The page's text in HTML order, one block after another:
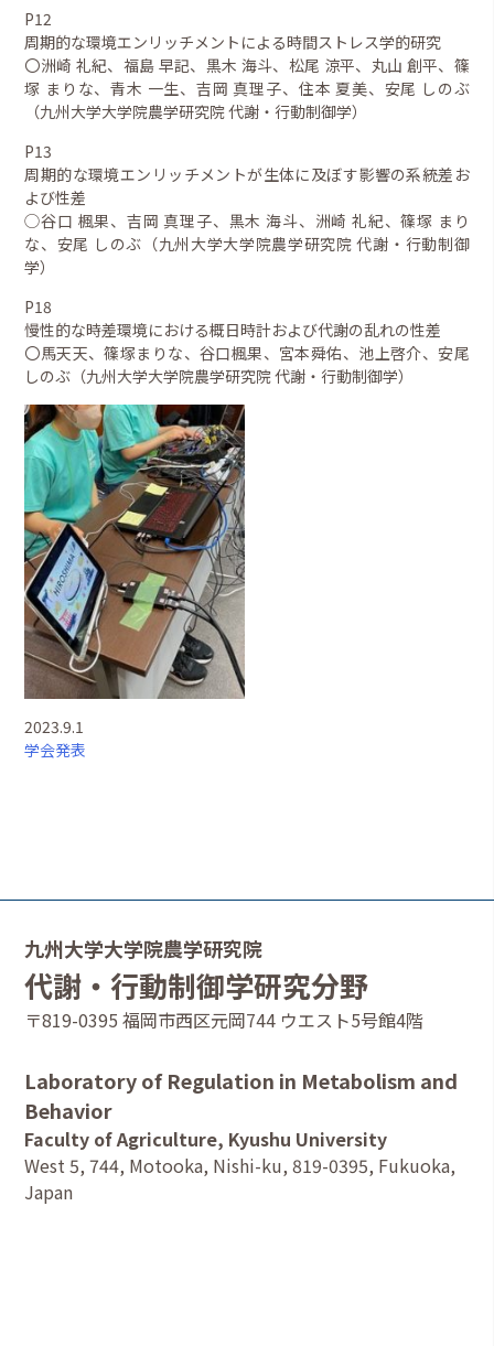
P12
周期的な環境エンリッチメントによる時間ストレス学的研究
〇洲崎 礼紀、福島 早記、黒木 海斗、松尾 涼平、丸山 創平、篠
塚 まりな、青木 一生、吉岡 真理子、住本 夏美、安尾 しのぶ
（九州大学大学院農学研究院 代謝・行動制御学）
P13
周期的な環境エンリッチメントが生体に及ぼす影響の系統差お
よび性差
◯谷口 楓果、吉岡 真理子、黒木 海斗、洲崎 礼紀、篠塚 まり
な、安尾 しのぶ（九州大学大学院農学研究院 代謝・行動制御
学）
P18
慢性的な時差環境における概日時計および代謝の乱れの性差
〇馬天天、篠塚まりな、谷口楓果、宮本舜佑、池上啓介、安尾
しのぶ（九州大学大学院農学研究院 代謝・行動制御学）
2023.9.1
学会発表
九州大学大学院農学研究院
代謝・行動制御学研究分野
〒819-0395 福岡市西区元岡744 ウエスト5号館4階
Laboratory of Regulation in Metabolism and
Behavior
Faculty of Agriculture, Kyushu University
West 5, 744, Motooka, Nishi-ku, 819-0395, Fukuoka,
Japan